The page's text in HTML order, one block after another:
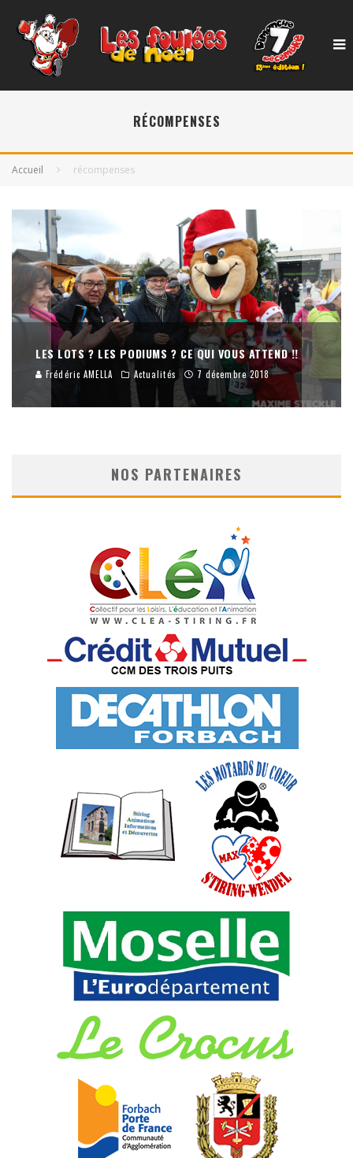
RÉCOMPENSES
Accueil récompenses
LES LOTS ? LES PODIUMS ? CE QUI VOUS ATTEND !!
Frédéric AMELLA Actualités 7 décembre 2018
NOS PARTENAIRES